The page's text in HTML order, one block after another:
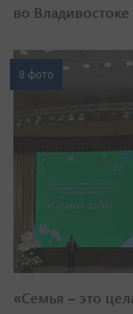
во Владивостоке
8 фото
«Семья – это